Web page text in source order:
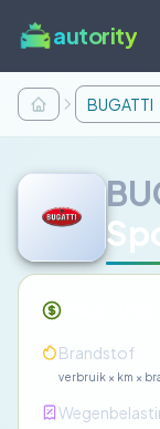
autority
BUGATTI
Brandstof
verbruik × km ×